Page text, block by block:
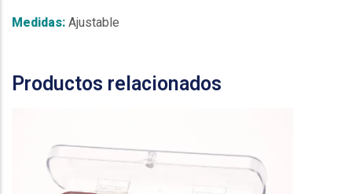
Medidas: Ajustable
Productos relacionados